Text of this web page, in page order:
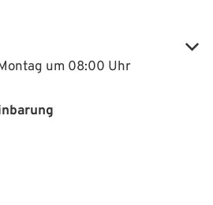
oder Schließzeiten auszublenden
um 08:00 Uhr